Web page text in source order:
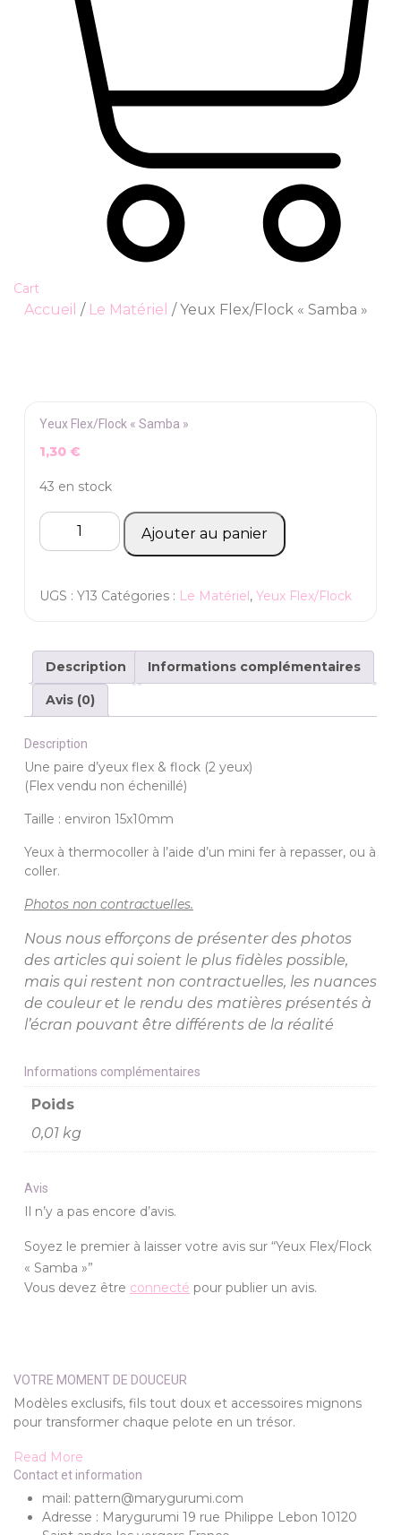
Cart
Accueil / Le Matériel / Yeux Flex/Flock « Samba »
Yeux Flex/Flock « Samba »
1,30 €
43 en stock
quantité
de
Ajouter au panier
UGS : Y13 Catégories : Le Matériel, Yeux Flex/Flock
Description Informations complémentaires
Avis (0)
Description
Une paire d’yeux flex & flock (2 yeux)
(Flex vendu non échenillé)
Taille : environ 15x10mm
Yeux à thermocoller à l’aide d’un mini fer à repasser, ou à
coller.
Photos non contractuelles.
Nous nous efforçons de présenter des photos
des articles qui soient le plus fidèles possible,
mais qui restent non contractuelles, les nuances
de couleur et le rendu des matières présentés à
l’écran pouvant être différents de la réalité
Informations complémentaires
Poids
0,01 kg
Avis
Il n’y a pas encore d’avis.
Soyez le premier à laisser votre avis sur “Yeux Flex/Flock
« Samba »”
Vous devez être connecté pour publier un avis.
VOTRE MOMENT DE DOUCEUR
Modèles exclusifs, fils tout doux et accessoires mignons
pour transformer chaque pelote en un trésor.
Read More
Contact et information
mail: pattern@marygurumi.com
Adresse : Marygurumi 19 rue Philippe Lebon 10120